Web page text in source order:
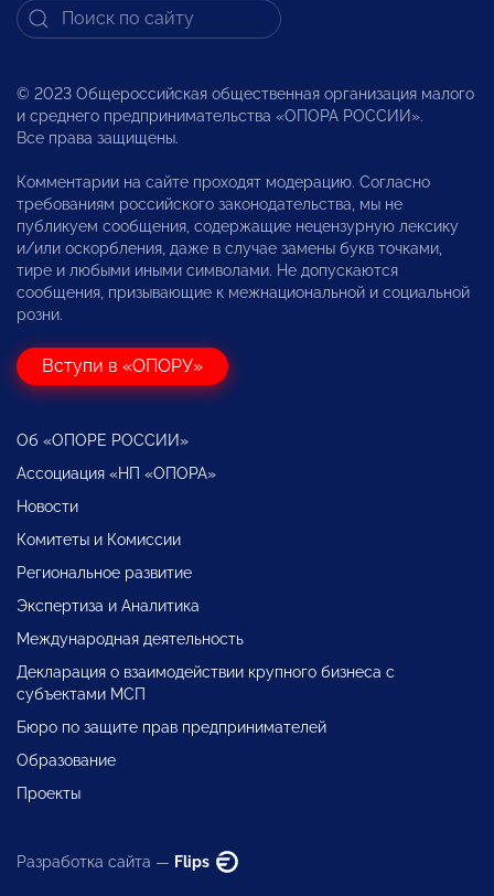
© 2023 Общероссийская общественная организация малого
и среднего предпринимательства «ОПОРА РОССИИ».
Все права защищены.
Комментарии на сайте проходят модерацию. Согласно
требованиям российского законодательства, мы не
публикуем сообщения, содержащие нецензурную лексику
и/или оскорбления, даже в случае замены букв точками,
тире и любыми иными символами. Не допускаются
сообщения, призывающие к межнациональной и социальной
розни.
Вступи в «ОПОРУ»
Об «ОПОРЕ РОССИИ»
Ассоциация «НП «ОПОРА»
Новости
Комитеты и Комиссии
Региональное развитие
Экспертиза и Аналитика
Международная деятельность
Декларация о взаимодействии крупного бизнеса с
субъектами МСП
Бюро по защите прав предпринимателей
Образование
Проекты
Разработка сайта — Flips